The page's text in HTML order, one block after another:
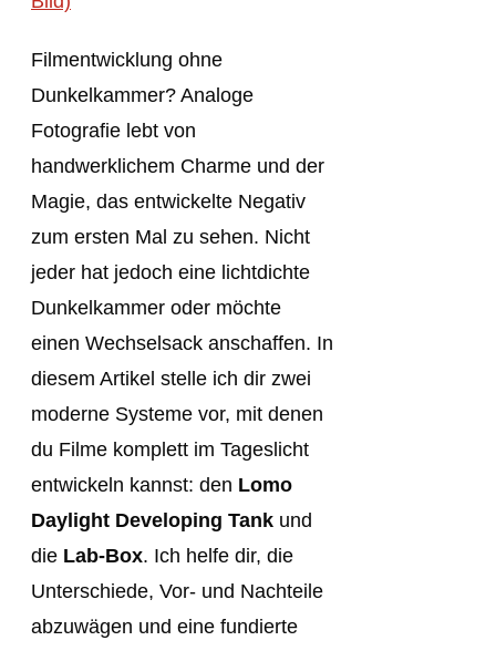
Filmentwicklung ohne
Dunkelkammer? Analoge
Fotografie lebt von
handwerklichem Charme und der
Magie, das entwickelte Negativ
zum ersten Mal zu sehen. Nicht
jeder hat jedoch eine lichtdichte
Dunkelkammer oder möchte
einen Wechselsack anschaffen. In
diesem Artikel stelle ich dir zwei
moderne Systeme vor, mit denen
du Filme komplett im Tageslicht
entwickeln kannst: den Lomo
Daylight Developing Tank und
die Lab-Box. Ich helfe dir, die
Unterschiede, Vor- und Nachteile
abzuwägen und eine fundierte